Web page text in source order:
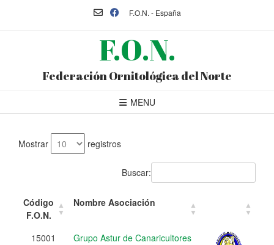
F.O.N. - España
F.O.N.
Federación Ornitológica del Norte
MENU
Mostrar registros
Buscar:
Código
F.O.N.
Nombre Asociación
15001 Grupo Astur de Canaricultores